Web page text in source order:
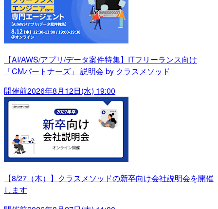
【AI/AWS/アプリ/データ案件特集】ITフリーランス向け
「CMパートナーズ」 説明会 by クラスメソッド
開催前2026年8月12日(水) 19:00
【8/27（木）】クラスメソッドの新卒向け会社説明会を開催
します